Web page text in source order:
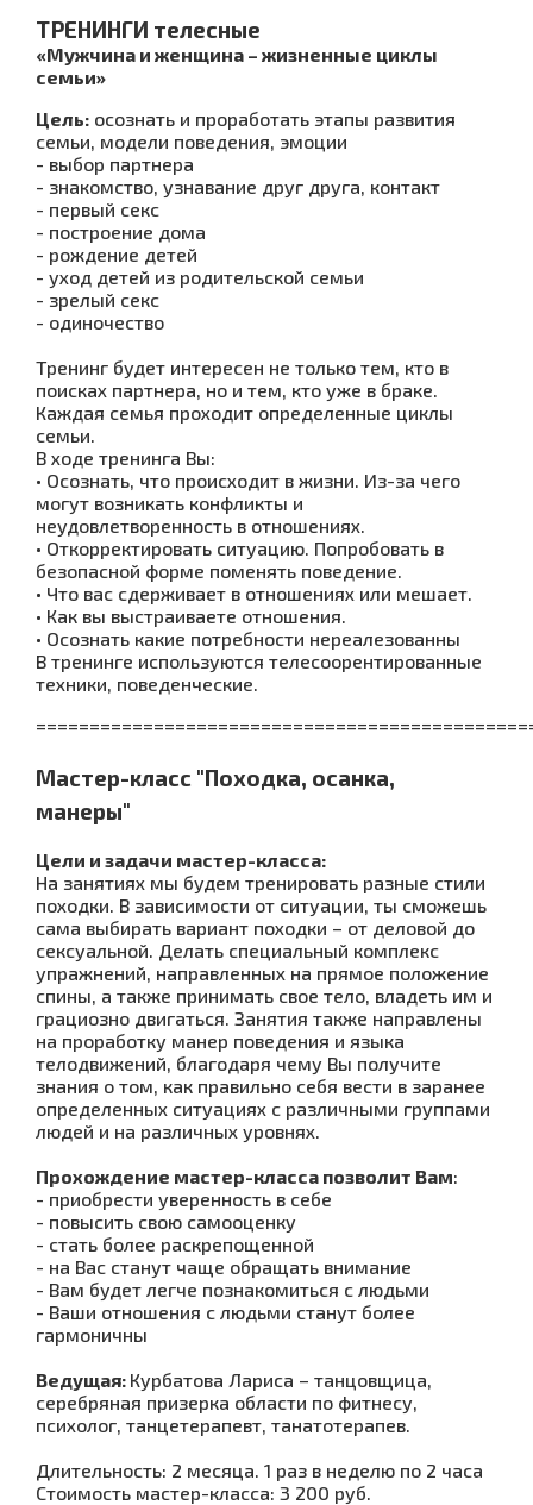
ТРЕНИНГИ телесные
«Мужчина и женщина – жизненные циклы
семьи»
Цель: осознать и проработать этапы развития
семьи, модели поведения, эмоции
- выбор партнера
- знакомство, узнавание друг друга, контакт
- первый секс
- построение дома
- рождение детей
- уход детей из родительской семьи
- зрелый секс
- одиночество
Тренинг будет интересен не только тем, кто в
поисках партнера, но и тем, кто уже в браке.
Каждая семья проходит определенные циклы
семьи.
В ходе тренинга Вы:
• Осознать, что происходит в жизни. Из-за чего
могут возникать конфликты и
неудовлетворенность в отношениях.
• Откорректировать ситуацию. Попробовать в
безопасной форме поменять поведение.
• Что вас сдерживает в отношениях или мешает.
• Как вы выстраиваете отношения.
• Осознать какие потребности нереалезованны
В тренинге используются телесоорентированные
техники, поведенческие.
Мастер-класс "Походка, осанка,
манеры"
Цели и задачи мастер-класса:
На занятиях мы будем тренировать разные стили
походки. В зависимости от ситуации, ты сможешь
сама выбирать вариант походки – от деловой до
сексуальной. Делать специальный комплекс
упражнений, направленных на прямое положение
спины, а также принимать свое тело, владеть им и
грациозно двигаться. Занятия также направлены
на проработку манер поведения и языка
телодвижений, благодаря чему Вы получите
знания о том, как правильно себя вести в заранее
определенных ситуациях с различными группами
людей и на различных уровнях.
Прохождение мастер-класса позволит Вам:
- приобрести уверенность в себе
- повысить свою самооценку
- стать более раскрепощенной
- на Вас станут чаще обращать внимание
- Вам будет легче познакомиться с людьми
- Ваши отношения с людьми станут более
гармоничны
Ведущая: Курбатова Лариса – танцовщица,
серебряная призерка области по фитнесу,
психолог, танцетерапевт, танатотерапев.
Длительность: 2 месяца. 1 раз в неделю по 2 часа
Стоимость мастер-класса: 3 200 руб.